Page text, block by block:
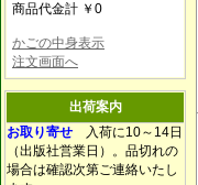
商品代金計 ￥0
かごの中身表示
注文画面へ
出荷案内
お取り寄せ 入荷に10～14日
（出版社営業日）。品切れの
場合は確認次第ご連絡いたし